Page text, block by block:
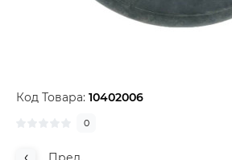
Код Товара: 10402006
0